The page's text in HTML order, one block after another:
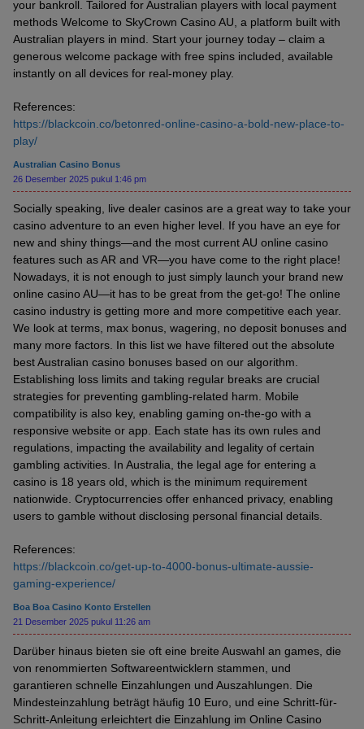
your bankroll. Tailored for Australian players with local payment
methods Welcome to SkyCrown Casino AU, a platform built with
Australian players in mind. Start your journey today – claim a
generous welcome package with free spins included, available
instantly on all devices for real-money play.
References:
https://blackcoin.co/betonred-online-casino-a-bold-new-place-to-
play/
Australian Casino Bonus
26 Desember 2025 pukul 1:46 pm
Socially speaking, live dealer casinos are a great way to take your
casino adventure to an even higher level. If you have an eye for
new and shiny things—and the most current AU online casino
features such as AR and VR—you have come to the right place!
Nowadays, it is not enough to just simply launch your brand new
online casino AU—it has to be great from the get-go! The online
casino industry is getting more and more competitive each year.
We look at terms, max bonus, wagering, no deposit bonuses and
many more factors. In this list we have filtered out the absolute
best Australian casino bonuses based on our algorithm.
Establishing loss limits and taking regular breaks are crucial
strategies for preventing gambling-related harm. Mobile
compatibility is also key, enabling gaming on-the-go with a
responsive website or app. Each state has its own rules and
regulations, impacting the availability and legality of certain
gambling activities. In Australia, the legal age for entering a
casino is 18 years old, which is the minimum requirement
nationwide. Cryptocurrencies offer enhanced privacy, enabling
users to gamble without disclosing personal financial details.
References:
https://blackcoin.co/get-up-to-4000-bonus-ultimate-aussie-
gaming-experience/
Boa Boa Casino Konto Erstellen
21 Desember 2025 pukul 11:26 am
Darüber hinaus bieten sie oft eine breite Auswahl an games, die
von renommierten Softwareentwicklern stammen, und
garantieren schnelle Einzahlungen und Auszahlungen. Die
Mindesteinzahlung beträgt häufig 10 Euro, und eine Schritt-für-
Schritt-Anleitung erleichtert die Einzahlung im Online Casino